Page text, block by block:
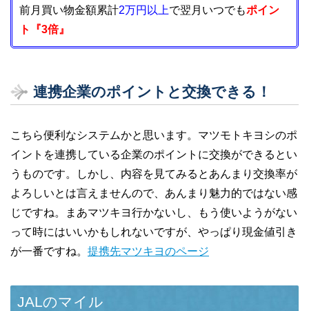
前月買い物金額累計2万円以上で翌月いつでもポイン
ト『3倍』
連携企業のポイントと交換できる！
こちら便利なシステムかと思います。マツモトキヨシのポ
イントを連携している企業のポイントに交換ができるとい
うものです。しかし、内容を見てみるとあんまり交換率が
よろしいとは言えませんので、あんまり魅力的ではない感
じですね。まあマツキヨ行かないし、もう使いようがない
って時にはいいかもしれないですが、やっぱり現金値引き
が一番ですね。 提携先マツキヨのページ
JALのマイル